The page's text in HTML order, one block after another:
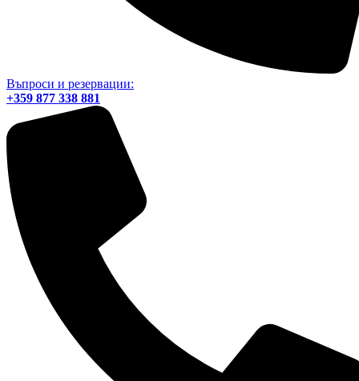
Въпроси и резервации:
+359 877 338 881